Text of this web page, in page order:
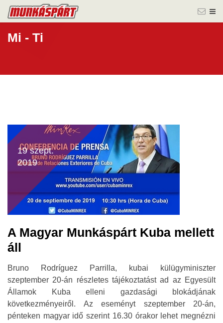
Mi - Ti
19 szept.
2019
A Magyar Munkáspárt Kuba mellett
áll
Bruno Rodríguez Parrilla, kubai külügyminiszter
szeptember 20-án részletes tájékoztatást ad az Egyesült
Államok Kuba elleni gazdasági blokádjának
következményeiről. Az eseményt szeptember 20-án,
pénteken magyar idő szerint 16.30 órakor lehet megnézni